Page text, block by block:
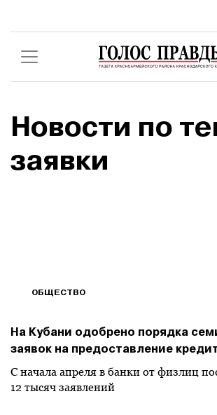
Новости по
заявки
ОБЩЕСТВО
На Кубани одобрено порядка
заявок на предоставление
С начала апреля в банки от физлиц
12 тысяч заявлений